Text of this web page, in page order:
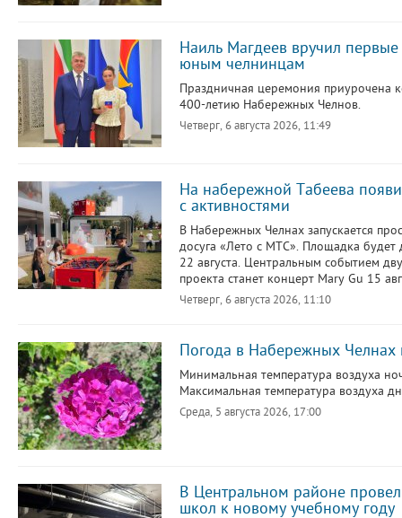
Наиль Магдеев вручил первые
юным челнинцам
Праздничная церемония приурочена
400-летию Набережных Челнов.
Четверг, 6 августа 2026, 11:49
На набережной Табеева
с активностями
В Набережных Челнах запускается
досуга «Лето с МТС». Площадка будет
22 августа. Центральным событием
проекта станет концерт Mary Gu 15
Четверг, 6 августа 2026, 11:10
Погода в Набережных Челнах
Минимальная температура воздуха
Максимальная температура воздуха
Среда, 5 августа 2026, 17:00
В Центральном районе
школ к новому учебному году